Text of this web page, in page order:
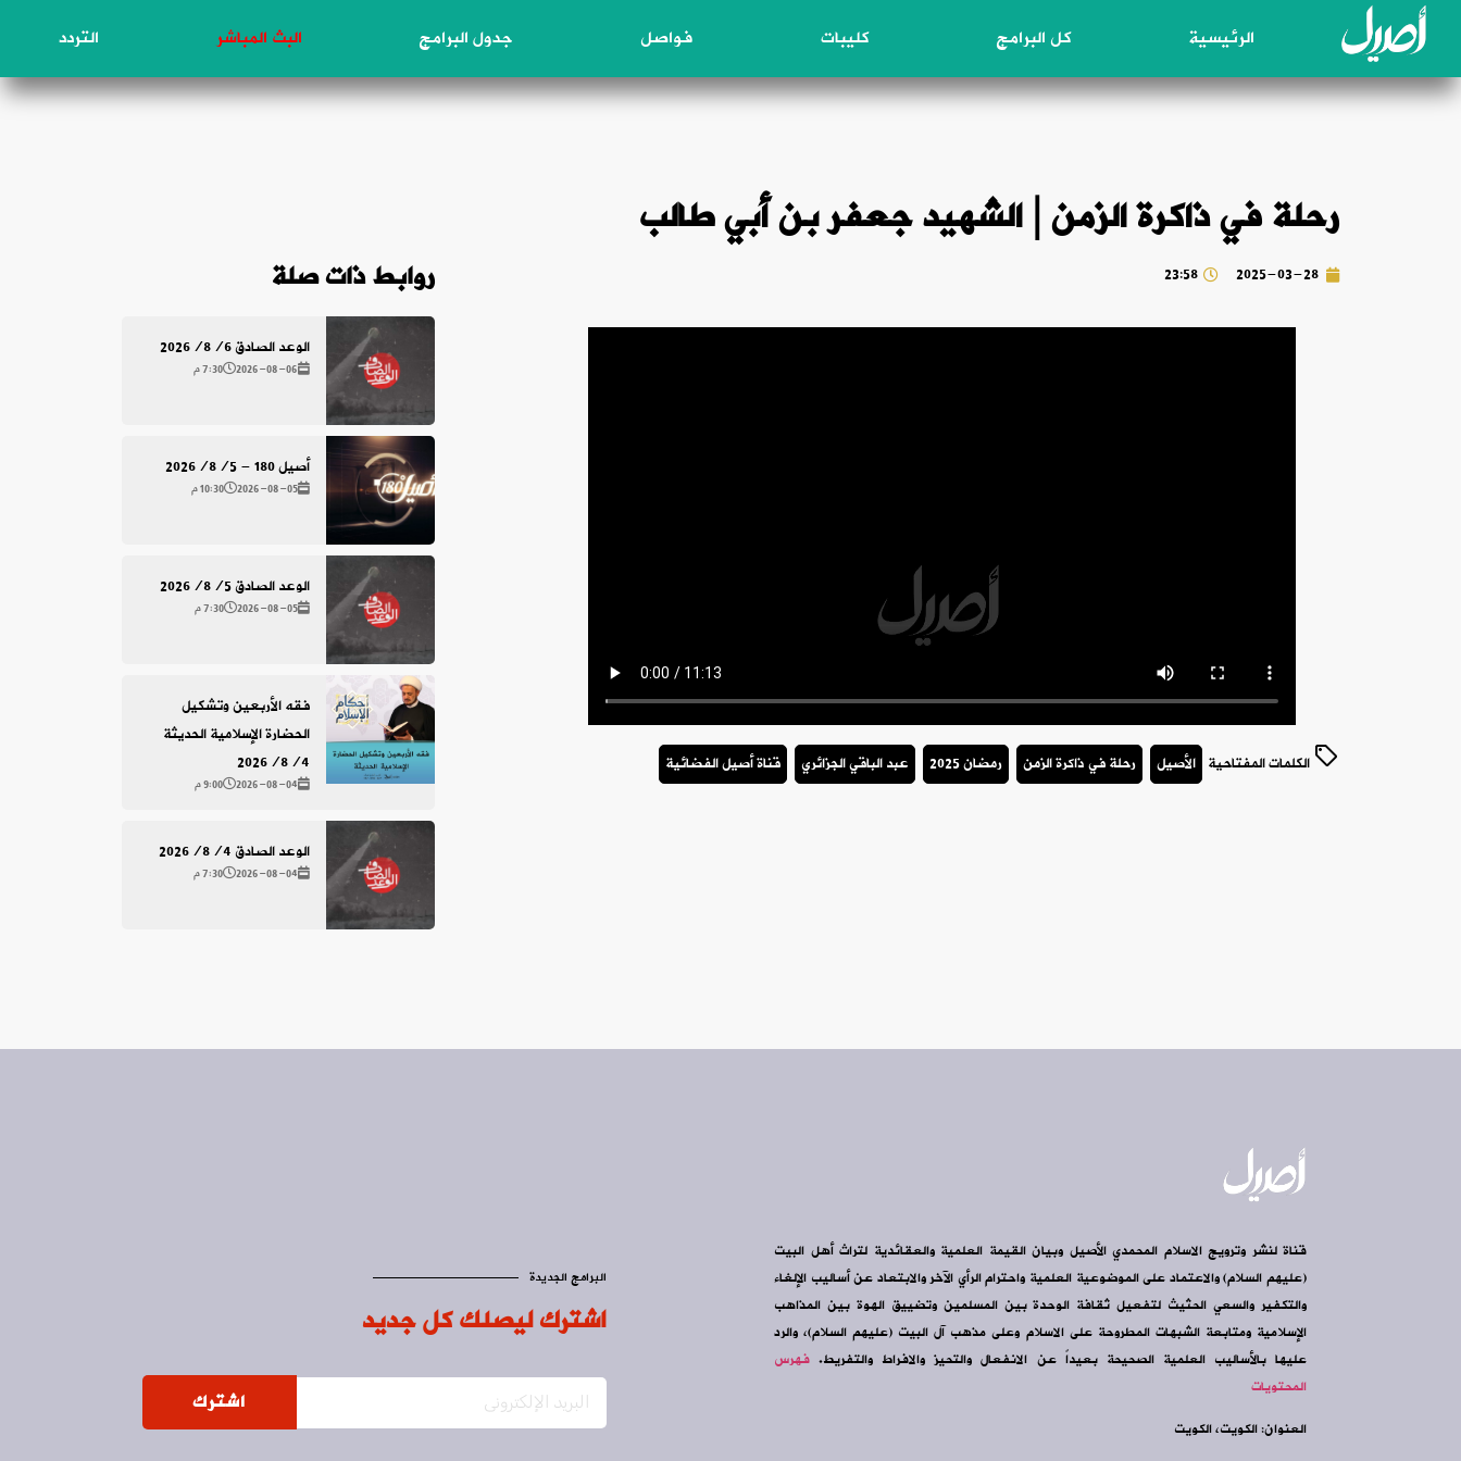
الرئيسية كل البرامج كليبات فواصل جدول البرامج البث المباشر التردد
رحلة في ذاكرة الزمن | الشهيد جعفر بن أبي طالب
2025-03-28
23:58
الكلمات المفتاحية الأصيل رحلة في ذاكرة الزمن رمضان 2025 عبد الباقي الجزائري قناة أصيل الفضائية
روابط ذات صلة
الوعد الصادق 2026/8/6
2026-08-06 7:30 م
أصيل 180 - 2026/8/5
2026-08-05 10:30 م
الوعد الصادق 2026/8/5
2026-08-05 7:30 م
فقه الأربعين وتشكيل
الحضارة الإسلامية الحديثة
2026/8/4
2026-08-04 9:00 م
الوعد الصادق 2026/8/4
2026-08-04 7:30 م
قناة لنشر وترويج الاسلام المحمدي الأصيل وبيان القيمة العلمية والعقائدية لتراث أهل البيت
(عليهم السلام) والاعتماد على الموضوعية العلمية واحترام الرأي الآخر والابتعاد عن أساليب الإلغاء
والتكفير والسعي الحثيث لتفعيل ثقافة الوحدة بين المسلمين وتضييق الهوة بين المذاهب
الإسلامية ومتابعة الشبهات المطروحة على الاسلام وعلى مذهب آل البيت (عليهم السلام)، والرد
عليها بالأساليب العلمية الصحيحة بعيداً عن الانفعال والتحيز والافراط والتفريط. فهرس
المحتويات
العنوان: الكويت، الكويت
البرامج الجديدة
اشترك ليصلك كل جديد
اشترك